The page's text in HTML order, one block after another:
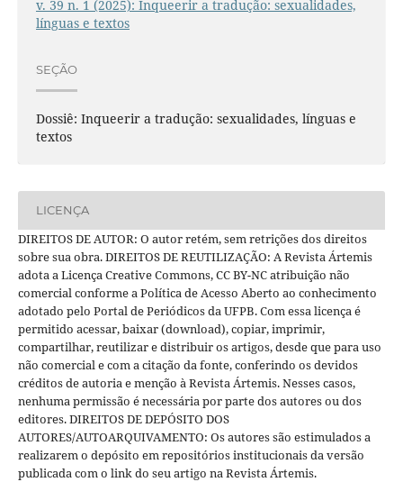
v. 39 n. 1 (2025): Inqueerir a tradução: sexualidades,
línguas e textos
SEÇÃO
Dossiê: Inqueerir a tradução: sexualidades, línguas e
textos
LICENÇA
DIREITOS DE AUTOR: O autor retém, sem retrições dos direitos
sobre sua obra. DIREITOS DE REUTILIZAÇÃO: A Revista Ártemis
adota a Licença Creative Commons, CC BY-NC atribuição não
comercial conforme a Política de Acesso Aberto ao conhecimento
adotado pelo Portal de Periódicos da UFPB. Com essa licença é
permitido acessar, baixar (download), copiar, imprimir,
compartilhar, reutilizar e distribuir os artigos, desde que para uso
não comercial e com a citação da fonte, conferindo os devidos
créditos de autoria e menção à Revista Ártemis. Nesses casos,
nenhuma permissão é necessária por parte dos autores ou dos
editores. DIREITOS DE DEPÓSITO DOS
AUTORES/AUTOARQUIVAMENTO: Os autores são estimulados a
realizarem o depósito em repositórios institucionais da versão
publicada com o link do seu artigo na Revista Ártemis.